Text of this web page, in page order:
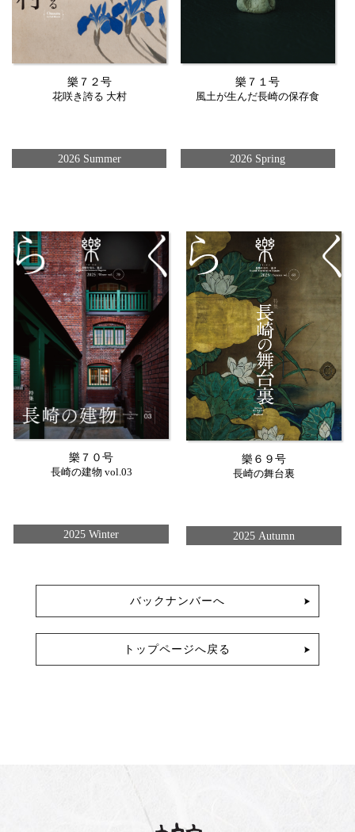
樂７２号
花咲き誇る 大村
2026 Summer
樂７１号
風土が生んだ長崎の保存食
2026 Spring
樂７０号
長崎の建物 vol.03
2025 Winter
樂６９号
長崎の舞台裏
2025 Autumn
バックナンバーへ
トップページへ戻る